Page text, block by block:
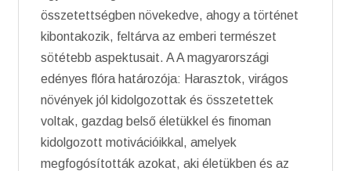
összetettségben növekedve, ahogy a történet
kibontakozik, feltárva az emberi természet
sötétebb aspektusait. A A magyarországi
edényes flóra határozója: Harasztok, virágos
növények jól kidolgozottak és összetettek
voltak, gazdag belső életükkel és finoman
kidolgozott motivációikkal, amelyek
megfogósították azokat, aki életükben és az